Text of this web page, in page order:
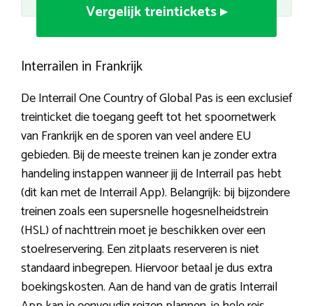
Vergelijk treintickets ▸
Interrailen in Frankrijk
De Interrail One Country of Global Pas is een exclusief
treinticket die toegang geeft tot het spoornetwerk
van Frankrijk en de sporen van veel andere EU
gebieden. Bij de meeste treinen kan je zonder extra
handeling instappen wanneer jij de Interrail pas hebt
(dit kan met de Interrail App). Belangrijk: bij bijzondere
treinen zoals een supersnelle hogesnelheidstrein
(HSL) of nachttrein moet je beschikken over een
stoelreservering. Een zitplaats reserveren is niet
standaard inbegrepen. Hiervoor betaal je dus extra
boekingskosten. Aan de hand van de gratis Interrail